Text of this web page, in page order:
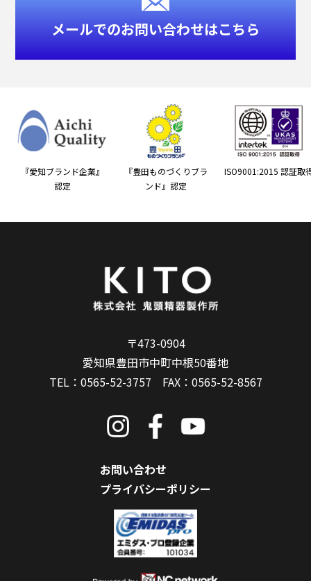
メールでのお問い合わせはこちら
『愛知ブランド企業』
認定
『豊田ものづくりブラ
ンド』認定
ISO9001:2015 認証取
〒473-0904
愛知県豊田市中町中根50番地
TEL： 0565-52-3757 FAX：0565-52-8567
お問い合わせ
プライバシーポリシー